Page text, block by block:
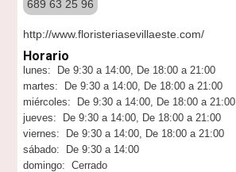
689 63 25 96
http://www.floristeriasevillaeste.com/
Horario
lunes: De 9:30 a 14:00, De 18:00 a 21:00
martes: De 9:30 a 14:00, De 18:00 a 21:00
miércoles: De 9:30 a 14:00, De 18:00 a 21:00
jueves: De 9:30 a 14:00, De 18:00 a 21:00
viernes: De 9:30 a 14:00, De 18:00 a 21:00
sábado: De 9:30 a 14:00
domingo: Cerrado